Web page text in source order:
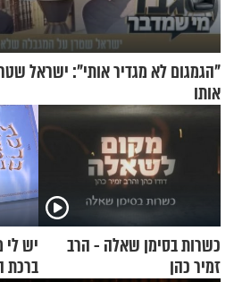
"הגמגום לא מגדיר אותי": ישראל
אותו
כשרות בסימן שאלה - הרב
זמיר כהן
יש
ברכת